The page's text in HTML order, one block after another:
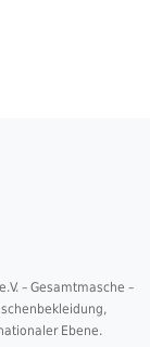
– Gesamtmasche –
Ebene.